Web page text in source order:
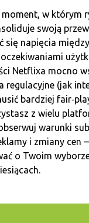
moment, w którym
swoją
się napięcia
Netflixa mocno
regulacyjne (jak
bardziej
z wielu
warunki
i zmiany cen
o Twoim